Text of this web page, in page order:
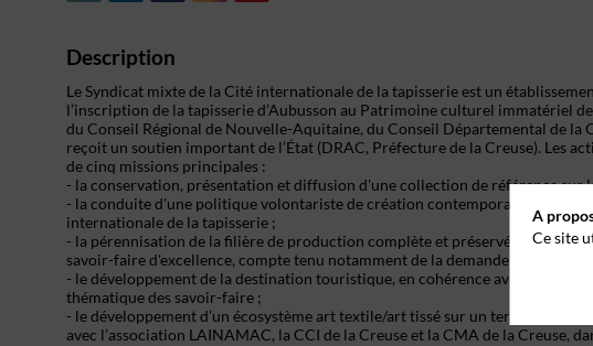
Description
Le Syndicat mixte de la Cité internationale de la tapisserie est un
l’inscription de la tapisserie d’Aubusson au Patrimoine culturel immatériel
du Conseil Régional de Nouvelle-Aquitaine, du Conseil Départemental de la
reçoit un soutien important de l’État (DRAC, Préfecture de la Creuse). Les
de cinq missions principales :
- la conservation, présentation et diffusion d'une collection de référence sur
- la conduite d'une politique volontariste de création contemporaine, avec
internationale de la tapisserie ;
- la pérennisation de la filière de production complète et préservée, avec
savoir-faire d'excellence, compte tenu notamment de la demande croissante
- le développement de la destination touristique, en cohérence avec les
thématique des savoir-faire ;
- le développement d’un écosystème art textile/art tissé sur un territoire de
avec l’association LAINAMAC, la CCI de la Creuse et la CMA de la Creuse,
A
Ce site